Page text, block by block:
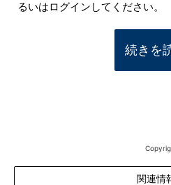
るいはログインしてください。
続きを
関連情